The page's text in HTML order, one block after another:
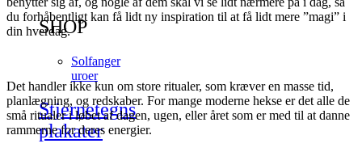
SHOP
Solfanger
uroer
Stjernetegns
plakater
du forhåbentligt kan få lidt ny inspiration til at få lidt mere ”magi” i
din hverdag.
Det handler ikke kun om store ritualer, som kræver en masse tid,
planlægning, og redskaber. For mange moderne hekse er det alle de
små ritualer i løbet af dagen, ugen, eller året som er med til at danne
rammerne for deres energier.